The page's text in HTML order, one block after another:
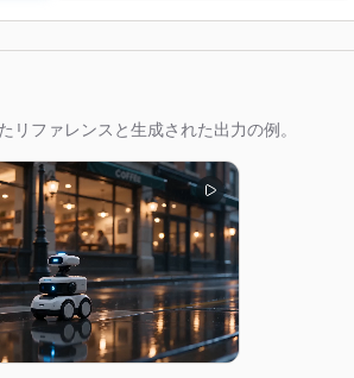
リファレンスと生成された出力の例。